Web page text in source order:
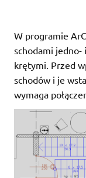
W programie
schodami
krętymi. Przed
schodów i je
wymaga